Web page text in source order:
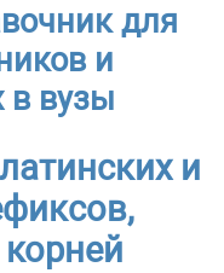
для
и
в вузы
и